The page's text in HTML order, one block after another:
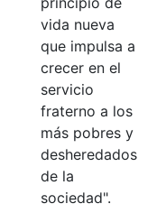
vida nueva
que impulsa a
crecer en el
servicio
fraterno a los
más pobres y
desheredados
de la
sociedad".